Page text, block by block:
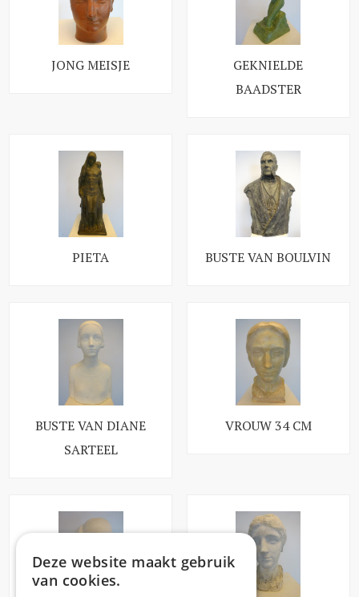
JONG MEISJE
GEKNIELDE
BAADSTER
PIETA BUSTE VAN BOULVIN
BUSTE VAN DIANE
SARTEEL
VROUW 34 CM
Deze website maakt gebruik
van cookies.